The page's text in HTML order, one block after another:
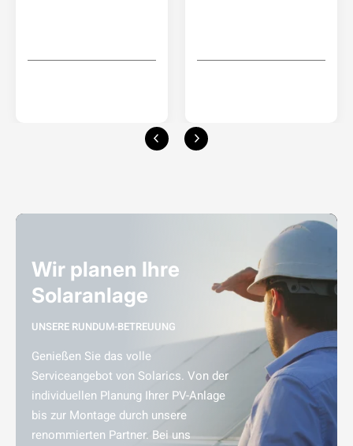
Wir planen Ihre
Solaranlage
UNSERE RUNDUM-BETREUUNG
Genießen Sie das volle
Serviceangebot von Solarics. Von der
individuellen Planung Ihrer PV-Anlage
bis zur Montage durch unsere
renommierten Partner. Bei uns